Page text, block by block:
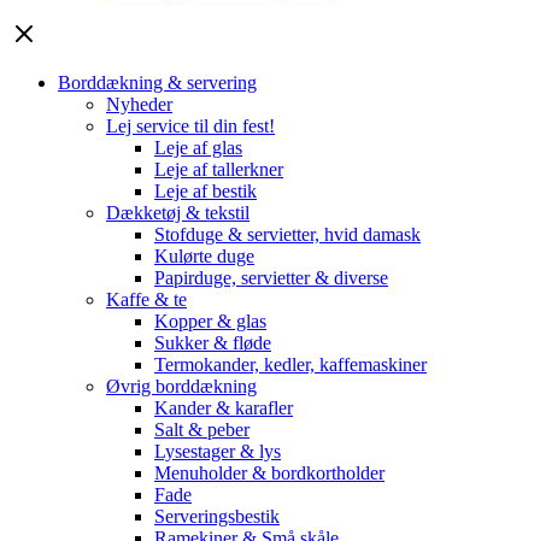
Borddækning & servering
Nyheder
Lej service til din fest!
Leje af glas
Leje af tallerkner
Leje af bestik
Dækketøj & tekstil
Stofduge & servietter, hvid damask
Kulørte duge
Papirduge, servietter & diverse
Kaffe & te
Kopper & glas
Sukker & fløde
Termokander, kedler, kaffemaskiner
Øvrig borddækning
Kander & karafler
Salt & peber
Lysestager & lys
Menuholder & bordkortholder
Fade
Serveringsbestik